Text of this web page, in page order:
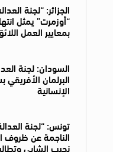
الجزائر: “لجنة
“أوزمرت” يمثل
بمعايير العمل
السودان: لجنة
البرلمان الأفريقي
الإنسانية
تونس: “لجنة
الناجمة عن ظروف
نجيب الشابي